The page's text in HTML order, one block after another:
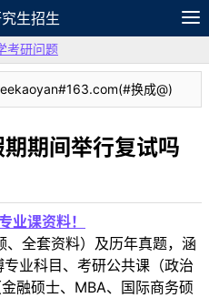
生招生
笔记
考研问题
换成@)
期间举行复试吗
业课资料！
全套资料）及历年真题，涵
业科目、考研公共课（政治
融硕士、MBA、国际商务硕